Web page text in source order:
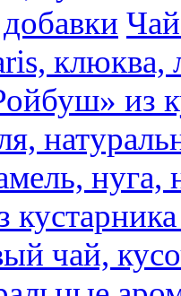
клюква,
из
нуга,
чай,